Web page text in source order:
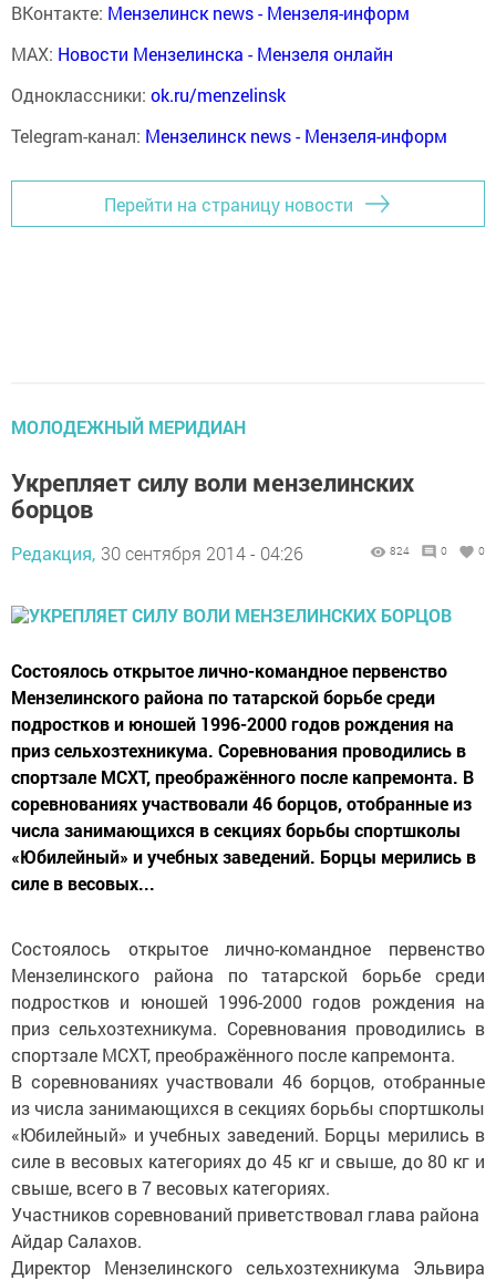
ВКонтакте: Мензелинск news - Мензеля-информ
MAX: Новости Мензелинска - Мензеля онлайн
Одноклассники: ok.ru/menzelinsk
Telegram-канал: Мензелинск news - Мензеля-информ
Перейти на страницу новости
МОЛОДЕЖНЫЙ МЕРИДИАН
Укрепляет силу воли мензелинских
борцов
Редакция, 30 сентября 2014 - 04:26 824 0 0
Состоялось открытое лично-командное первенство
Мензелинского района по татарской борьбе среди
подростков и юношей 1996-2000 годов рождения на
приз сельхозтехникума. Соревнования проводились в
спортзале МСХТ, преображённого после капремонта. В
соревнованиях участвовали 46 борцов, отобранные из
числа занимающихся в секциях борьбы спортшколы
«Юбилейный» и учебных заведений. Борцы мерились в
силе в весовых...
Состоялось открытое лично-командное первенство
Мензелинского района по татарской борьбе среди
подростков и юношей 1996-2000 годов рождения на
приз сельхозтехникума. Соревнования проводились в
спортзале МСХТ, преображённого после капремонта.
В соревнованиях участвовали 46 борцов, отобранные
из числа занимающихся в секциях борьбы спортшколы
«Юбилейный» и учебных заведений. Борцы мерились в
силе в весовых категориях до 45 кг и свыше, до 80 кг и
свыше, всего в 7 весовых категориях.
Участников соревнований приветствовал глава района
Айдар Салахов.
Директор Мензелинского сельхозтехникума Эльвира